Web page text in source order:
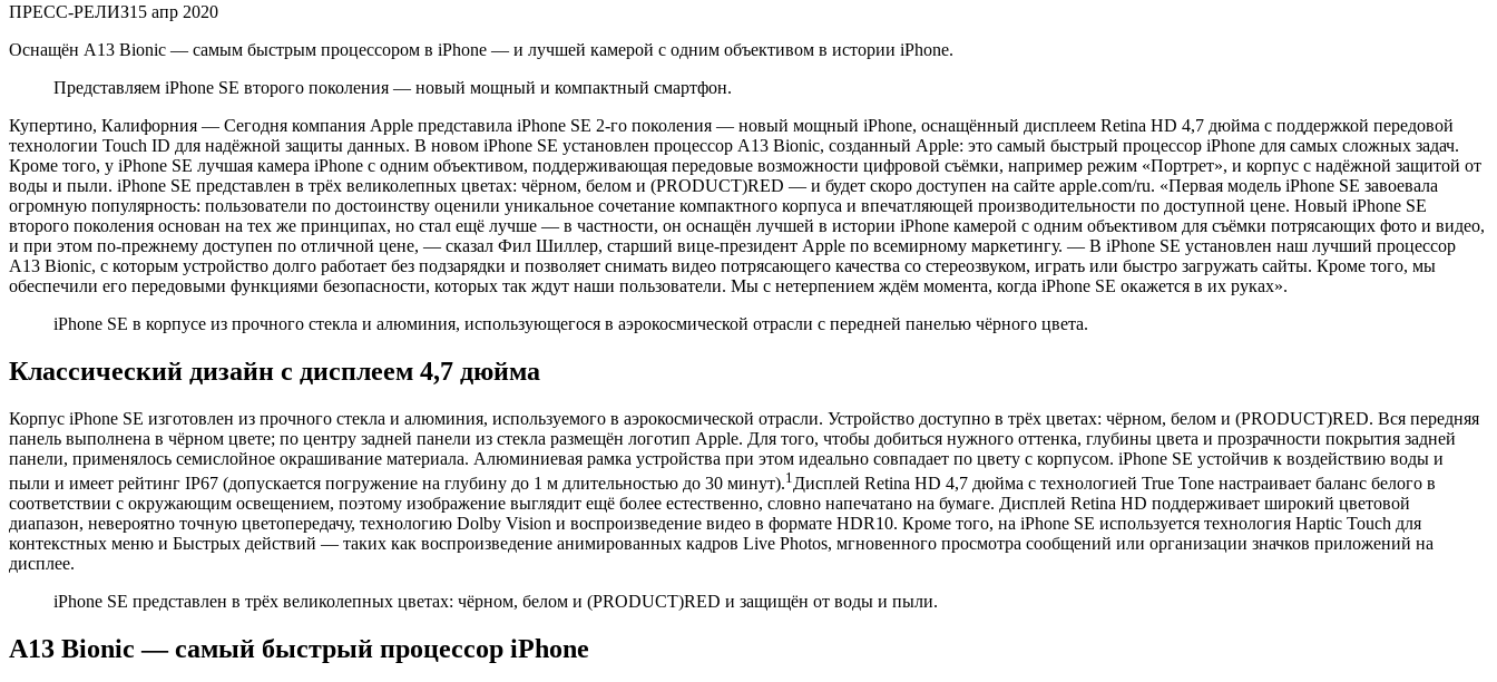
ПРЕСС-РЕЛИЗ15 апр 2020
Оснащён A13 Bionic — самым быстрым процессором в iPhone — и лучшей камерой с одним объективом в истории iPhone.
Представляем iPhone SE второго поколения — новый мощный и компактный смартфон.
Купертино, Калифорния — Сегодня компания Apple представила iPhone SE 2-го поколения — новый мощный iPhone, оснащённый дисплеем Retina HD 4,7 дюйма с поддержкой передовой
технологии Touch ID для надёжной защиты данных. В новом iPhone SE установлен процессор A13 Bionic, созданный Apple: это самый быстрый процессор iPhone для самых сложных задач.
Кроме того, у iPhone SE лучшая камера iPhone с одним объективом, поддерживающая передовые возможности цифровой съёмки, например режим «Портрет», и корпус с надёжной защитой от
воды и пыли. iPhone SE представлен в трёх великолепных цветах: чёрном, белом и (PRODUCT)RED — и будет скоро доступен на сайте apple.com/ru. «Первая модель iPhone SE завоевала
огромную популярность: пользователи по достоинству оценили уникальное сочетание компактного корпуса и впечатляющей производительности по доступной цене. Новый iPhone SE
второго поколения основан на тех же принципах, но стал ещё лучше — в частности, он оснащён лучшей в истории iPhone камерой с одним объективом для съёмки потрясающих фото и видео,
и при этом по-прежнему доступен по отличной цене, — сказал Фил Шиллер, старший вице-президент Apple по всемирному маркетингу. — В iPhone SE установлен наш лучший процессор
A13 Bionic, с которым устройство долго работает без подзарядки и позволяет снимать видео потрясающего качества со стереозвуком, играть или быстро загружать сайты. Кроме того, мы
обеспечили его передовыми функциями безопасности, которых так ждут наши пользователи. Мы с нетерпением ждём момента, когда iPhone SE окажется в их руках».
iPhone SE в корпусе из прочного стекла и алюминия, использующегося в аэрокосмической отрасли с передней панелью чёрного цвета.
Классический дизайн с дисплеем 4,7 дюйма
Корпус iPhone SE изготовлен из прочного стекла и алюминия, используемого в аэрокосмической отрасли. Устройство доступно в трёх цветах: чёрном, белом и (PRODUCT)RED. Вся передняя
панель выполнена в чёрном цвете; по центру задней панели из стекла размещён логотип Apple. Для того, чтобы добиться нужного оттенка, глубины цвета и прозрачности покрытия задней
панели, применялось семислойное окрашивание материала. Алюминиевая рамка устройства при этом идеально совпадает по цвету с корпусом. iPhone SE устойчив к воздействию воды и
пыли и имеет рейтинг IP67 (допускается погружение на глубину до 1 м длительностью до 30 минут).1 Дисплей Retina HD 4,7 дюйма с технологией True Tone настраивает баланс белого в
соответствии с окружающим освещением, поэтому изображение выглядит ещё более естественно, словно напечатано на бумаге. Дисплей Retina HD поддерживает широкий цветовой
диапазон, невероятно точную цветопередачу, технологию Dolby Vision и воспроизведение видео в формате HDR10. Кроме того, на iPhone SE используется технология Haptic Touch для
контекстных меню и Быстрых действий — таких как воспроизведение анимированных кадров Live Photos, мгновенного просмотра сообщений или организации значков приложений на
дисплее.
iPhone SE представлен в трёх великолепных цветах: чёрном, белом и (PRODUCT)RED и защищён от воды и пыли.
A13 Bionic — самый быстрый процессор iPhone